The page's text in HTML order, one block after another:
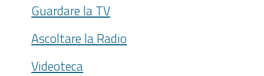
Guardare la TV
Ascoltare la Radio
Videoteca